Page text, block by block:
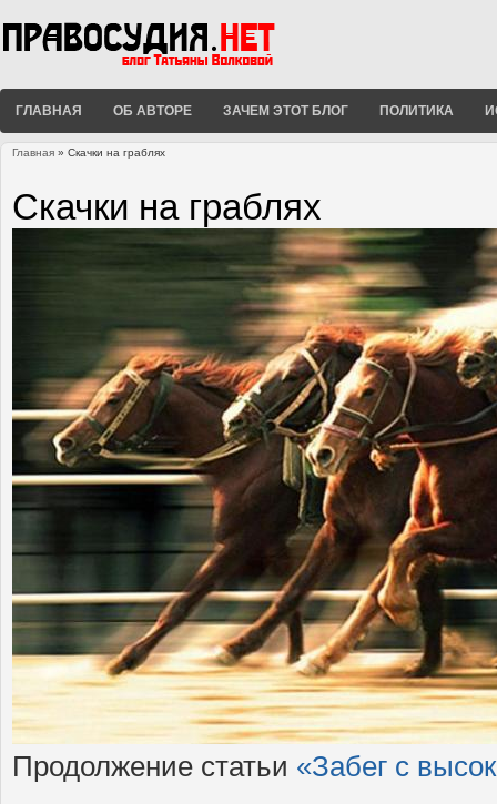
ГЛАВНАЯ ОБ АВТОРЕ ЗАЧЕМ ЭТОТ БЛОГ ПОЛИТИКА
Главная » Скачки на граблях
Скачки на граблях
Продолжение статьи «Забег с